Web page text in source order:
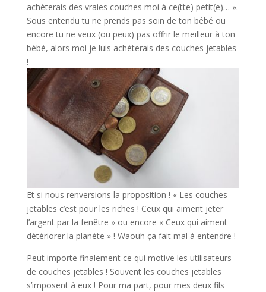
achèterais des vraies couches moi à ce(tte) petit(e)… ».
Sous entendu tu ne prends pas soin de ton bébé ou
encore tu ne veux (ou peux) pas offrir le meilleur à ton
bébé, alors moi je luis achèterais des couches jetables
!
Et si nous renversions la proposition ! « Les couches
jetables c’est pour les riches ! Ceux qui aiment jeter
l’argent par la fenêtre » ou encore « Ceux qui aiment
détériorer la planète » ! Waouh ça fait mal à entendre !
Peut importe finalement ce qui motive les utilisateurs
de couches jetables ! Souvent les couches jetables
s’imposent à eux ! Pour ma part, pour mes deux fils